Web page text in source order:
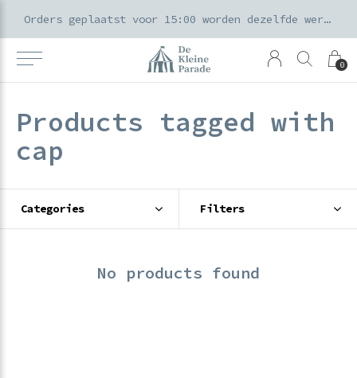
0
Orders geplaatst voor 15:00 worden dezelfde werkdag verzonden
Products tagged with
cap
Categories Filters
No products found